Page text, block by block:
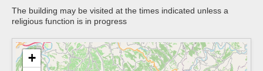
The building may be visited at the times indicated unless a
religious function is in progress
+